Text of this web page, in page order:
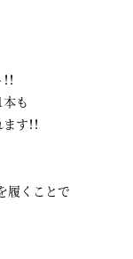
も
！！
履くことで